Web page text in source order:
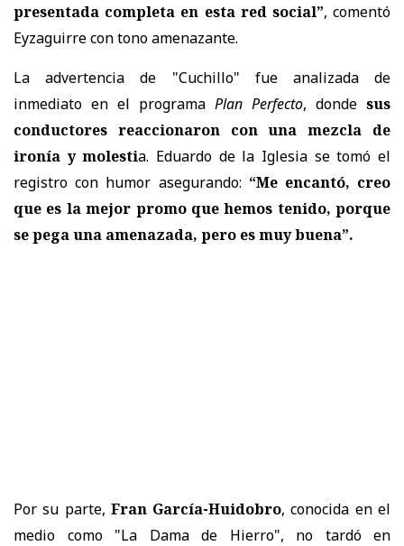
presentada completa en esta red social”, comentó
Eyzaguirre con tono amenazante.
La advertencia de "Cuchillo" fue analizada de
inmediato en el programa Plan Perfecto, donde sus
conductores reaccionaron con una mezcla de
ironía y molestia. Eduardo de la Iglesia se tomó el
registro con humor asegurando: “Me encantó, creo
que es la mejor promo que hemos tenido, porque
se pega una amenazada, pero es muy buena”.
Por su parte, Fran García-Huidobro, conocida en el
medio como "La Dama de Hierro", no tardó en